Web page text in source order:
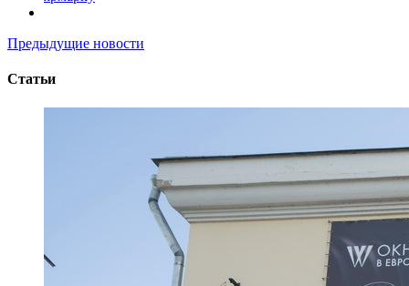
Предыдущие новости
Статьи